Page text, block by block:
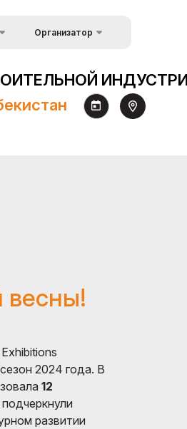
Организатор
Kонтакты
весны!
2024 года. В
12
развитии